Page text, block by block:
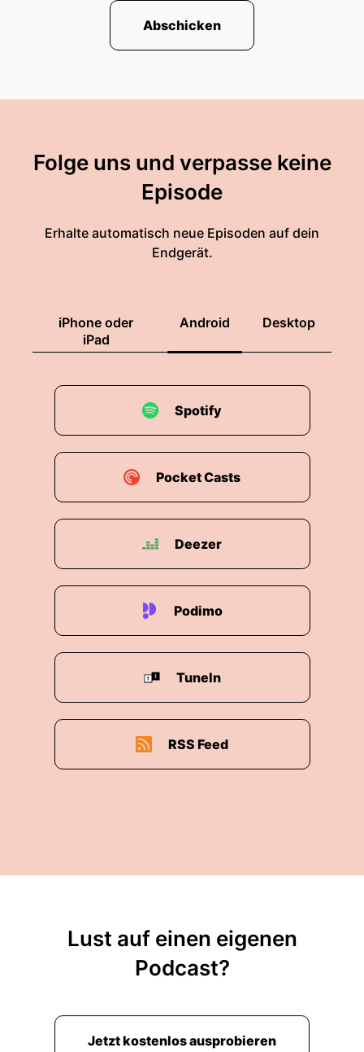
Abschicken
Folge uns und verpasse keine
Episode
Erhalte automatisch neue Episoden auf dein
Endgerät.
iPhone oder
iPad
Android Desktop
Spotify
Pocket Casts
Deezer
Podimo
TuneIn
RSS Feed
Lust auf einen eigenen
Podcast?
Jetzt kostenlos ausprobieren